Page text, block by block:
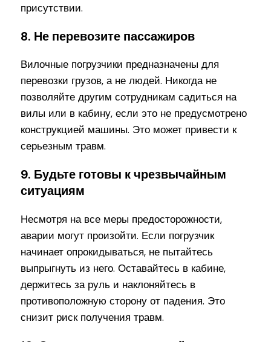
присутствии.
8. Не перевозите пассажиров
Вилочные погрузчики предназначены для
перевозки грузов, а не людей. Никогда не
позволяйте другим сотрудникам садиться на
вилы или в кабину, если это не предусмотрено
конструкцией машины. Это может привести к
серьезным травм.
9. Будьте готовы к чрезвычайным
ситуациям
Несмотря на все меры предосторожности,
аварии могут произойти. Если погрузчик
начинает опрокидываться, не пытайтесь
выпрыгнуть из него. Оставайтесь в кабине,
держитесь за руль и наклоняйтесь в
противоположную сторону от падения. Это
снизит риск получения травм.